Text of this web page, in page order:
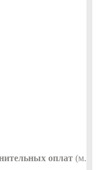
оплат (м.